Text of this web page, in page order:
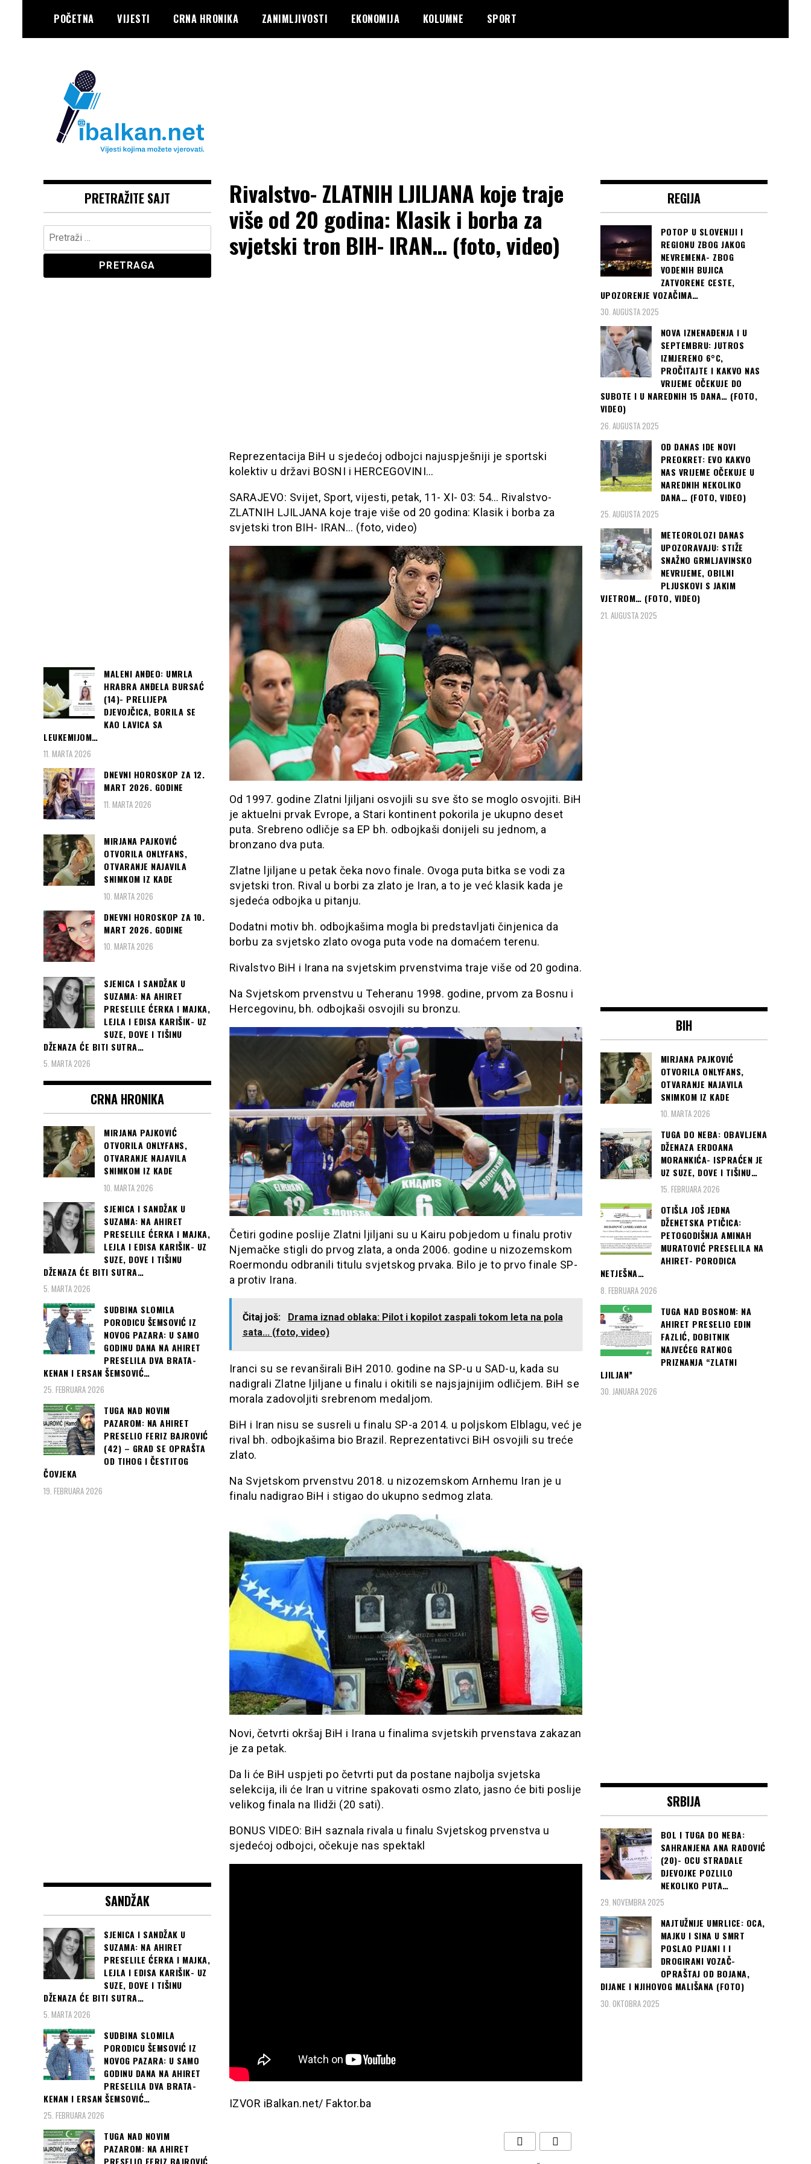
content
POČETNA VIJESTI CRNA HRONIKA ZANIMLJIVOSTI EKONOMIJA KOLUMNE SPORT
IBALKAN
Rivalstvo- ZLATNIH LJILJANA koje traje
više od 20 godina: Klasik i borba za
svjetski tron BIH- IRAN… (foto, video)
Reprezentacija BiH u sjedećoj odbojci najuspješniji je sportski
kolektiv u državi BOSNI i HERCEGOVINI…
SARAJEVO: Svijet, Sport, vijesti, petak, 11- XI- 03: 54… Rivalstvo-
ZLATNIH LJILJANA koje traje više od 20 godina: Klasik i borba za
svjetski tron BIH- IRAN… (foto, video)
Od 1997. godine Zlatni ljiljani osvojili su sve što se moglo osvojiti. BiH
je aktuelni prvak Evrope, a Stari kontinent pokorila je ukupno deset
puta. Srebreno odličje sa EP bh. odbojkaši donijeli su jednom, a
bronzano dva puta.
Zlatne ljiljane u petak čeka novo finale. Ovoga puta bitka se vodi za
svjetski tron. Rival u borbi za zlato je Iran, a to je već klasik kada je
sjedeća odbojka u pitanju.
Dodatni motiv bh. odbojkašima mogla bi predstavljati činjenica da
borbu za svjetsko zlato ovoga puta vode na domaćem terenu.
Rivalstvo BiH i Irana na svjetskim prvenstvima traje više od 20 godina.
Na Svjetskom prvenstvu u Teheranu 1998. godine, prvom za Bosnu i
Hercegovinu, bh. odbojkaši osvojili su bronzu.
Četiri godine poslije Zlatni ljiljani su u Kairu pobjedom u finalu protiv
Njemačke stigli do prvog zlata, a onda 2006. godine u nizozemskom
Roermondu odbranili titulu svjetskog prvaka. Bilo je to prvo finale SP-
a protiv Irana.
Čitaj još:
Drama iznad oblaka: Pilot i kopilot zaspali tokom leta na pola
sata... (foto, video)
Iranci su se revanširali BiH 2010. godine na SP-u u SAD-u, kada su
nadigrali Zlatne ljiljane u finalu i okitili se najsjajnijim odličjem. BiH se
morala zadovoljiti srebrenom medaljom.
BiH i Iran nisu se susreli u finalu SP-a 2014. u poljskom Elblagu, već je
rival bh. odbojkašima bio Brazil. Reprezentativci BiH osvojili su treće
zlato.
Na Svjetskom prvenstvu 2018. u nizozemskom Arnhemu Iran je u
finalu nadigrao BiH i stigao do ukupno sedmog zlata.
Novi, četvrti okršaj BiH i Irana u finalima svjetskih prvenstava zakazan
je za petak.
Da li će BiH uspjeti po četvrti put da postane najbolja svjetska
selekcija, ili će Iran u vitrine spakovati osmo zlato, jasno će biti poslije
velikog finala na Ilidži (20 sati).
BONUS VIDEO: BiH saznala rivala u finalu Svjetskog prvenstva u
sjedećoj odbojci, očekuje nas spektakl
IZVOR iBalkan.net/ Faktor.ba
PRETRAŽITE SAJT
Pretraga:
MALENI ANĐEO: UMRLA
HRABRA ANĐELA BURSAĆ
(14)- PRELIJEPA
DJEVOJČICA, BORILA SE
KAO LAVICA SA
LEUKEMIJOM…
11. MARTA 2026
DNEVNI HOROSKOP ZA 12.
MART 2026. GODINE
11. MARTA 2026
MIRJANA PAJKOVIĆ
OTVORILA ONLYFANS,
OTVARANJE NAJAVILA
SNIMKOM IZ KADE
10. MARTA 2026
DNEVNI HOROSKOP ZA 10.
MART 2026. GODINE
10. MARTA 2026
SJENICA I SANDŽAK U
SUZAMA: NA AHIRET
PRESELILE ĆERKA I MAJKA,
LEJLA I EDISA KARIŠIK- UZ
SUZE, DOVE I TIŠINU
DŽENAZA ĆE BITI SUTRA…
5. MARTA 2026
CRNA HRONIKA
MIRJANA PAJKOVIĆ
OTVORILA ONLYFANS,
OTVARANJE NAJAVILA
SNIMKOM IZ KADE
10. MARTA 2026
SJENICA I SANDŽAK U
SUZAMA: NA AHIRET
PRESELILE ĆERKA I MAJKA,
LEJLA I EDISA KARIŠIK- UZ
SUZE, DOVE I TIŠINU
DŽENAZA ĆE BITI SUTRA…
5. MARTA 2026
SUDBINA SLOMILA
PORODICU ŠEMSOVIĆ IZ
NOVOG PAZARA: U SAMO
GODINU DANA NA AHIRET
PRESELILA DVA BRATA-
KENAN I ERSAN ŠEMSOVIĆ…
25. FEBRUARA 2026
TUGA NAD NOVIM
PAZAROM: NA AHIRET
PRESELIO FERIZ BAJROVIĆ
(42) – GRAD SE OPRAŠTA
OD TIHOG I ČESTITOG
ČOVJEKA
19. FEBRUARA 2026
SANDŽAK
SJENICA I SANDŽAK U
SUZAMA: NA AHIRET
PRESELILE ĆERKA I MAJKA,
LEJLA I EDISA KARIŠIK- UZ
SUZE, DOVE I TIŠINU
DŽENAZA ĆE BITI SUTRA…
5. MARTA 2026
SUDBINA SLOMILA
PORODICU ŠEMSOVIĆ IZ
NOVOG PAZARA: U SAMO
GODINU DANA NA AHIRET
PRESELILA DVA BRATA-
KENAN I ERSAN ŠEMSOVIĆ…
25. FEBRUARA 2026
TUGA NAD NOVIM
PAZAROM: NA AHIRET
REGIJA
POTOP U SLOVENIJI I
REGIONU ZBOG JAKOG
NEVREMENA- ZBOG
VODENIH BUJICA
ZATVORENE CESTE,
UPOZORENJE VOZAČIMA…
30. AUGUSTA 2025
NOVA IZNENAĐENJA I U
SEPTEMBRU: JUTROS
IZMJERENO 6°C,
PROČITAJTE I KAKVO NAS
VRIJEME OČEKUJE DO
SUBOTE I U NAREDNIH 15 DANA… (FOTO,
VIDEO)
26. AUGUSTA 2025
OD DANAS IDE NOVI
PREOKRET: EVO KAKVO
NAS VRIJEME OČEKUJE U
NAREDNIH NEKOLIKO
DANA… (FOTO, VIDEO)
25. AUGUSTA 2025
METEOROLOZI DANAS
UPOZORAVAJU: STIŽE
SNAŽNO GRMLJAVINSKO
NEVRIJEME, OBILNI
PLJUSKOVI S JAKIM
VJETROM… (FOTO, VIDEO)
21. AUGUSTA 2025
BIH
MIRJANA PAJKOVIĆ
OTVORILA ONLYFANS,
OTVARANJE NAJAVILA
SNIMKOM IZ KADE
10. MARTA 2026
TUGA DO NEBA: OBAVLJENA
DŽENAZA ERDOANA
MORANKIĆA- ISPRAĆEN JE
UZ SUZE, DOVE I TIŠINU…
15. FEBRUARA 2026
OTIŠLA JOŠ JEDNA
DŽENETSKA PTIČICA:
PETOGODIŠNJA AMINAH
MURATOVIĆ PRESELILA NA
AHIRET- PORODICA
NETJEŠNA…
8. FEBRUARA 2026
TUGA NAD BOSNOM: NA
AHIRET PRESELIO EDIN
FAZLIĆ, DOBITNIK
NAJVEĆEG RATNOG
PRIZNANJA “ZLATNI
LJILJAN”
30. JANUARA 2026
SRBIJA
BOL I TUGA DO NEBA:
SAHRANJENA ANA RADOVIĆ
(20)- OCU STRADALE
DJEVOJKE POZLILO
NEKOLIKO PUTA…
29. NOVEMBRA 2025
NAJTUŽNIJE UMRLICE: OCA,
MAJKU I SINA U SMRT
POSLAO PIJANI I I
DROGIRANI VOZAČ-
OPRAŠTAJ OD BOJANA,
DIJANE I NJIHOVOG MALIŠANA (FOTO)
30. OKTOBRA 2025